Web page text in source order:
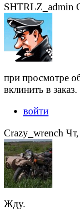
SHTRLZ_admin
при просмотре
вклинить в заказ.
войти
Crazy_wrench
Жду.